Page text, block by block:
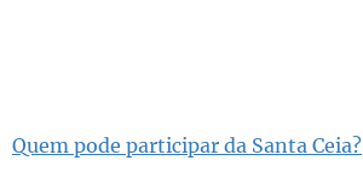
Quem pode participar da Santa Ceia?